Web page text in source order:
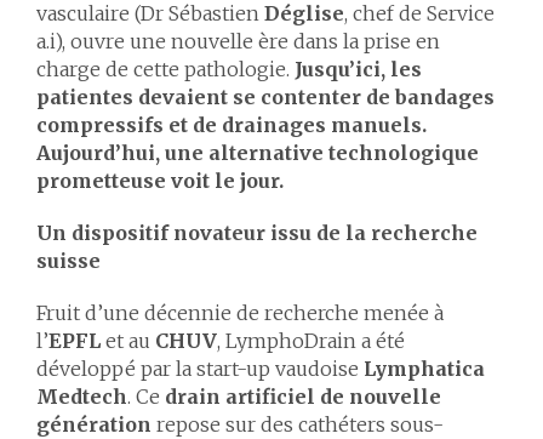
vasculaire (Dr Sébastien Déglise, chef de Service
a.i), ouvre une nouvelle ère dans la prise en
charge de cette pathologie. Jusqu’ici, les
patientes devaient se contenter de bandages
compressifs et de drainages manuels.
Aujourd’hui, une alternative technologique
prometteuse voit le jour.
Un dispositif novateur issu de la recherche
suisse
Fruit d’une décennie de recherche menée à
l’EPFL et au CHUV, LymphoDrain a été
développé par la start-up vaudoise Lymphatica
Medtech. Ce drain artificiel de nouvelle
génération repose sur des cathéters sous-